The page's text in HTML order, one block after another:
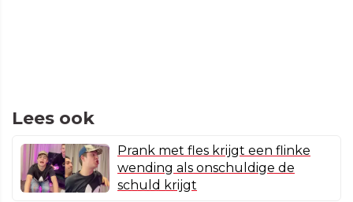
Lees ook
Prank met fles krijgt een flinke
wending als onschuldige de
schuld krijgt